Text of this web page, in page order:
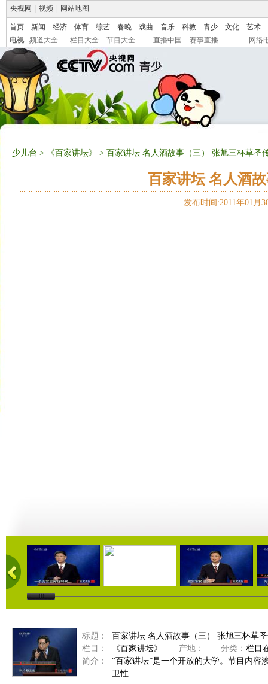
央视网 视频 网站地图
首页 新闻 经济 体育 综艺 春晚 戏曲 音乐 科教 青少 文化
艺术
电视
频道大全 栏目大全 节目大全 直播中国 赛事直播 网络
少儿台 > 《百家讲坛》 > 百家讲坛 名人酒故事（三） 张旭三杯草圣
百家讲坛 名人酒
发布时间:2011年01月
15:43 23:37 21:54
标题：
百家讲坛 名人酒故事（三） 张旭三杯草
栏目：
《百家讲坛》 产地： 分类： 栏目
简介：
“百家讲坛”是一个开放的大学。节目内容
卫性...